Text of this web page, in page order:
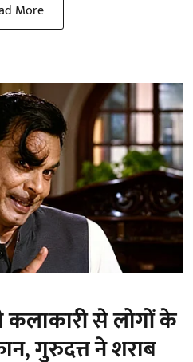
More
कलाकारी से लोगों के
गुरुदत्त ने शराब